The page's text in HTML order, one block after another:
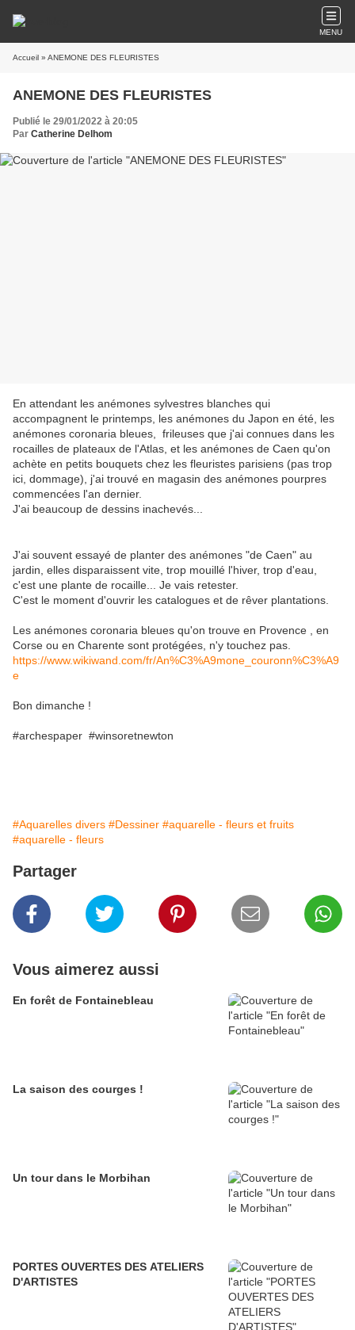
MENU
Accueil » ANEMONE DES FLEURISTES
ANEMONE DES FLEURISTES
Publié le 29/01/2022 à 20:05
Par Catherine Delhom
En attendant les anémones sylvestres blanches qui
accompagnent le printemps, les anémones du Japon en été, les
anémones coronaria bleues, frileuses que j'ai connues dans les
rocailles de plateaux de l'Atlas, et les anémones de Caen qu'on
achète en petits bouquets chez les fleuristes parisiens (pas trop
ici, dommage), j'ai trouvé en magasin des anémones pourpres
commencées l'an dernier.
J'ai beaucoup de dessins inachevés...
J'ai souvent essayé de planter des anémones "de Caen" au
jardin, elles disparaissent vite, trop mouillé l'hiver, trop d'eau,
c'est une plante de rocaille... Je vais retester.
C'est le moment d'ouvrir les catalogues et de rêver plantations.
Les anémones coronaria bleues qu'on trouve en Provence , en
Corse ou en Charente sont protégées, n'y touchez pas.
https://www.wikiwand.com/fr/An%C3%A9mone_couronn%C3%A9
e
Bon dimanche !
#archespaper #winsoretnewton
#Aquarelles divers #Dessiner #aquarelle - fleurs et fruits
#aquarelle - fleurs
Partager
Vous aimerez aussi
En forêt de Fontainebleau
La saison des courges !
Un tour dans le Morbihan
PORTES OUVERTES DES ATELIERS
D'ARTISTES